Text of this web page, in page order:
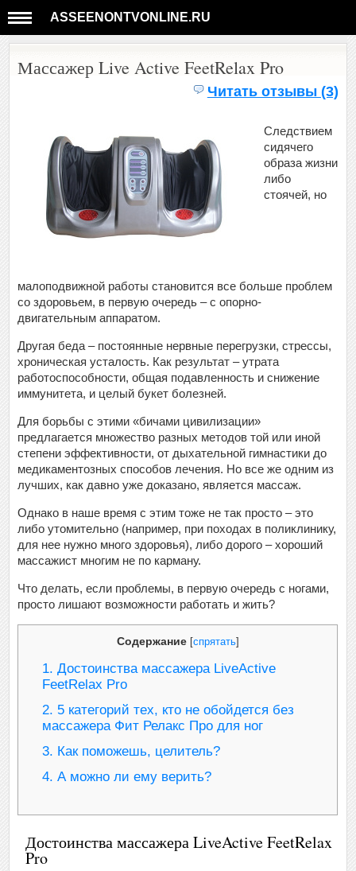
ASSEENONTVONLINE.RU
Массажер Live Active FeetRelax Pro
Читать отзывы (3)
Следствием
сидячего
образа жизни
либо
стоячей, но
малоподвижной работы становится все больше проблем
со здоровьем, в первую очередь – с опорно-
двигательным аппаратом.
Другая беда – постоянные нервные перегрузки, стрессы,
хроническая усталость. Как результат – утрата
работоспособности, общая подавленность и снижение
иммунитета, и целый букет болезней.
Для борьбы с этими «бичами цивилизации»
предлагается множество разных методов той или иной
степени эффективности, от дыхательной гимнастики до
медикаментозных способов лечения. Но все же одним из
лучших, как давно уже доказано, является массаж.
Однако в наше время с этим тоже не так просто – это
либо утомительно (например, при походах в поликлинику,
для нее нужно много здоровья), либо дорого – хороший
массажист многим не по карману.
Что делать, если проблемы, в первую очередь с ногами,
просто лишают возможности работать и жить?
Содержание [спрятать]
1. Достоинства массажера LiveActive
FeetRelax Pro
2. 5 категорий тех, кто не обойдется без
массажера Фит Релакс Про для ног
3. Как поможешь, целитель?
4. А можно ли ему верить?
Достоинства массажера LiveActive FeetRelax
Pro